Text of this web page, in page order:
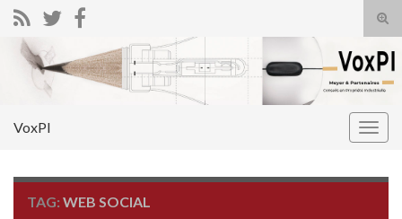
Search for:
VoxPI
TAG: WEB SOCIAL